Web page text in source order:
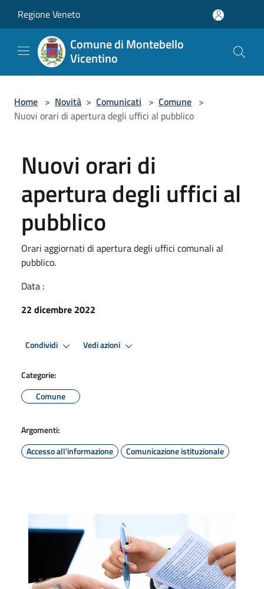
Regione Veneto
Comune di Montebello
Vicentino
Home > Novità > Comunicati > Comune >
Nuovi orari di apertura degli uffici al pubblico
Nuovi orari di
apertura degli uffici al
pubblico
Orari aggiornati di apertura degli uffici comunali al
pubblico.
Data :
22 dicembre 2022
Condividi Vedi azioni
Categorie:
Comune
Argomenti:
Accesso all'informazione
Comunicazione istituzionale